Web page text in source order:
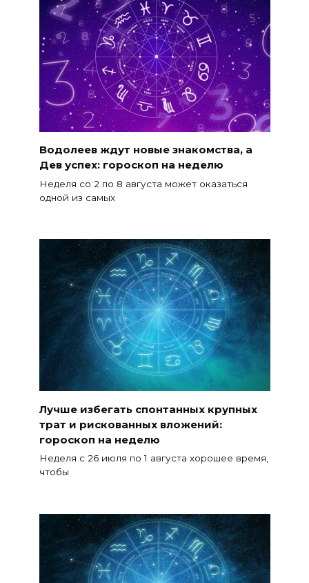
Водолеев ждут новые знакомства, а
Дев успех: гороскоп на неделю
Неделя со 2 по 8 августа может оказаться
одной из самых
Лучше избегать спонтанных крупных
трат и рискованных вложений:
гороскоп на неделю
Неделя с 26 июля по 1 августа хорошее время,
чтобы